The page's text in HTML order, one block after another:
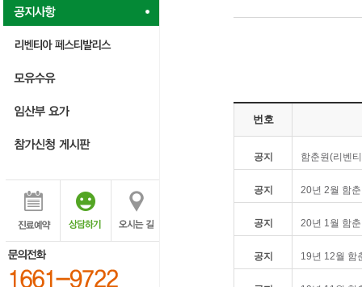
번호
공지 함춘원(리벤
공지 20년 2월 함
공지 20년 1월 함
공지 19년 12월 함